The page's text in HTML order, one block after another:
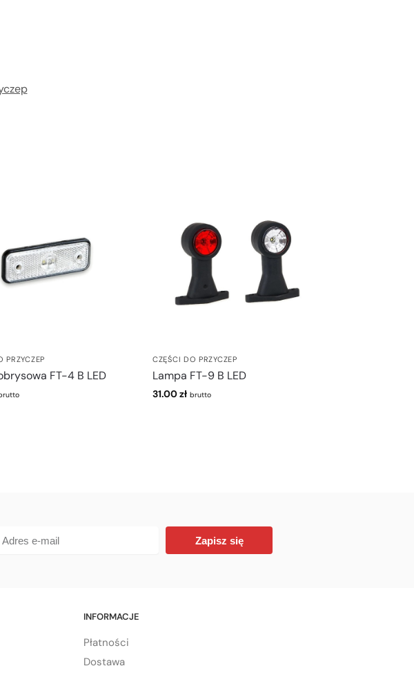
PRZYCZEP
FT-4 B LED
CZĘŚCI DO PRZYCZEP
Lampa FT-9 B LED
31.00zł brutto
Zapisz się
INFORMACJE
Płatności
Dostawa